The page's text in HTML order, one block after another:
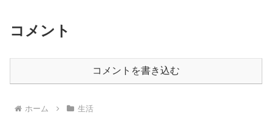
コメント
コメントを書き込む
ホーム 生活